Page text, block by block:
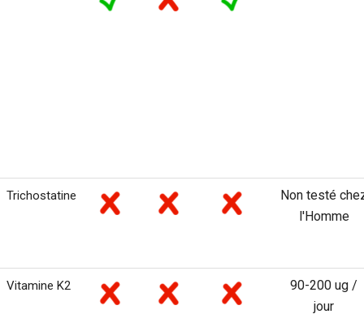
Trichostatine
Non testé
l'Homme
Vitamine K2
90-200 ug /
jour